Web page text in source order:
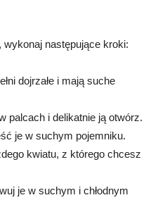
następujące kroki:
dojrzałe i mają suche
palcach i delikatnie ją otwórz.
je w suchym pojemniku.
kwiatu, z którego chcesz
je w suchym i chłodnym